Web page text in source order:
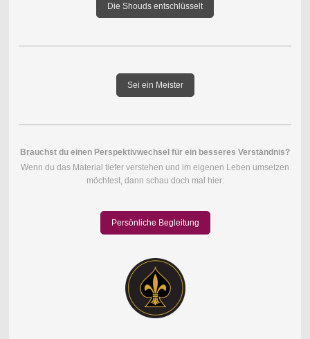
Die Shouds entschlüsselt
Sei ein Meister
Brauchst du einen Perspektivwechsel für ein besseres Verständnis?
Wenn du das Material tiefer verstehen und im eigenen Leben umsetzen
möchtest, dann schau doch mal hier:
Persönliche Begleitung